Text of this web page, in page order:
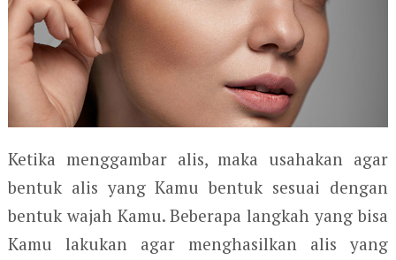
Ketika menggambar alis, maka usahakan agar
bentuk alis yang Kamu bentuk sesuai dengan
bentuk wajah Kamu. Beberapa langkah yang bisa
Kamu lakukan agar menghasilkan alis yang